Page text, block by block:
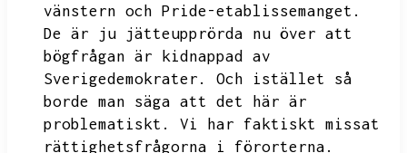
vänstern och Pride-etablissemanget.
De är ju jätteupprörda nu över att
bögfrågan är kidnappad av
Sverigedemokrater.
Och istället så
borde man säga att det här är
problematiskt.
Vi har faktiskt missat
rättighetsfrågorna i förorterna.